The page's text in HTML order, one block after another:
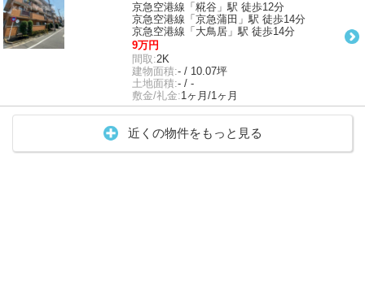
京急空港線「糀谷」駅 徒歩12分
京急空港線「京急蒲田」駅 徒歩14分
京急空港線「大鳥居」駅 徒歩14分
9万円
間取:2K
建物面積:- / 10.07坪
土地面積:- / -
敷金/礼金:1ヶ月/1ヶ月
近くの物件をもっと見る